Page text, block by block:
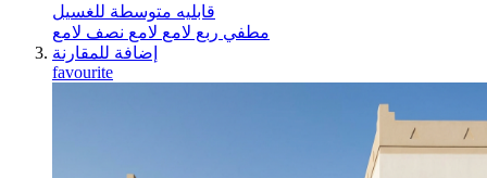
قابليه متوسطة للغسيل
مطفي ربع لامع لامع نصف لامع
إضافة للمقارنة
favourite